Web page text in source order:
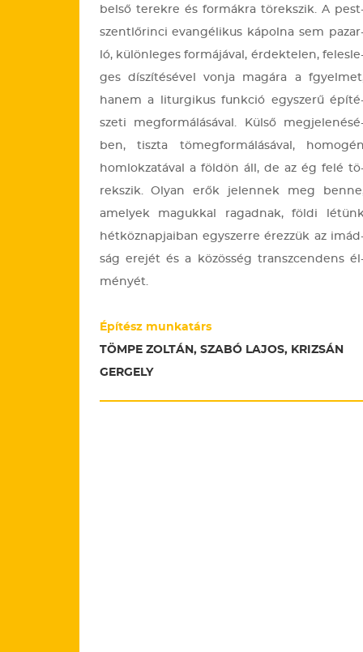
belső te­rek­re és for­mák­ra tö­rek­szik. A
szent­lő­rin­ci evan­gé­li­kus ká­pol­na sem
ló, kü­lön­le­ges for­má­já­val, ér­dek­te­len,
ges dí­szí­té­sé­vel vonja ma­gá­ra a
hanem a li­tur­gi­kus funk­ció egy­sze­rű
sze­ti meg­for­má­lá­sá­val. Külső
ben, tisz­ta tö­meg­for­má­lá­sá­val,
hom­lok­za­tá­val a föl­dön áll, de az ég felé
rek­szik. Olyan erők je­len­nek meg
ame­lyek ma­guk­kal ra­gad­nak, földi
hét­köz­nap­ja­i­ban egy­szer­re érez­zük az
ság ere­jét és a kö­zös­ség transz­cen­dens
mé­nyét.
Építész munkatárs
TÖMPE ZOLTÁN, SZABÓ LAJOS, KRIZSÁN
GERGELY